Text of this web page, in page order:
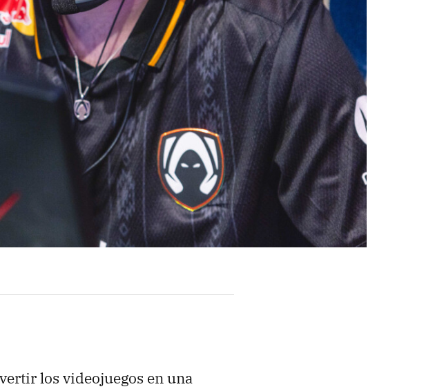
los videojuegos en una